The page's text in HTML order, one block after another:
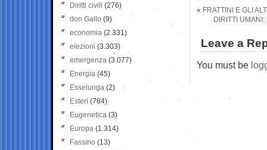
« FRATTINI E GLI
DIRITTI
Leave a
You must be
Diritti civili (276)
don Gallo (9)
economia (2.331)
elezioni (3.303)
emergenza (3.077)
Energia (45)
Esselunga (2)
Esteri (784)
Eugenetica (3)
Europa (1.314)
Fassino (13)